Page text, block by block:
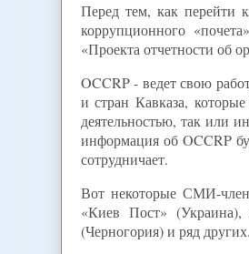
Перед тем, как перейти
коррупционного
«Проекта отчетности об
OCCRP - ведет свою
и стран Кавказа,
деятельностью, так или
информация об OCCRP
сотрудничает.
Вот некоторые СМИ-
«Киев Пост»
(Черногория) и ряд других.